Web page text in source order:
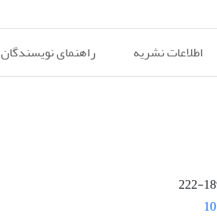
اطلاعات نشریه راهنمای نویسندگان